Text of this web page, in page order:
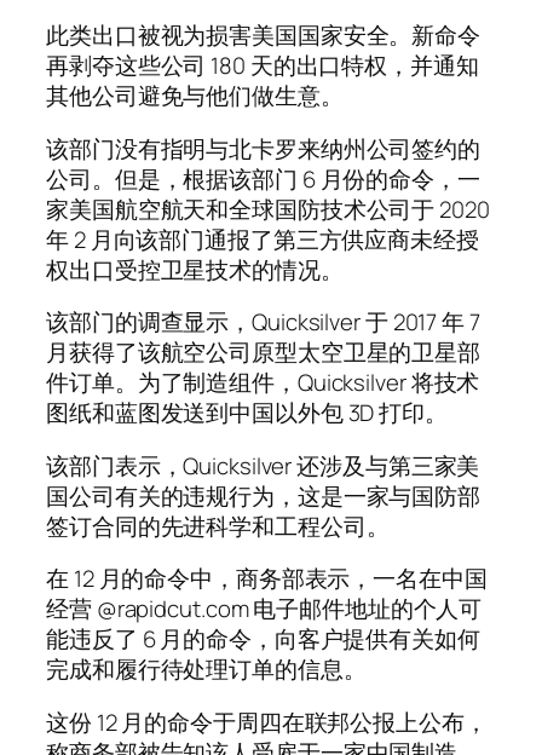
此类出口被视为损害美国国家安全。新命令
再剥夺这些公司 180 天的出口特权，并通知
其他公司避免与他们做生意。
该部门没有指明与北卡罗来纳州公司签约的
公司。但是，根据该部门 6 月份的命令，一
家美国航空航天和全球国防技术公司于 2020
年 2 月向该部门通报了第三方供应商未经授
权出口受控卫星技术的情况。
该部门的调查显示，Quicksilver 于 2017 年 7
月获得了该航空公司原型太空卫星的卫星部
件订单。为了制造组件，Quicksilver 将技术
图纸和蓝图发送到中国以外包 3D 打印。
该部门表示，Quicksilver 还涉及与第三家美
国公司有关的违规行为，这是一家与国防部
签订合同的先进科学和工程公司。
在 12 月的命令中，商务部表示，一名在中国
经营 @rapidcut.com 电子邮件地址的个人可
能违反了 6 月的命令，向客户提供有关如何
完成和履行待处理订单的信息。
这份 12 月的命令于周四在联邦公报上公布，